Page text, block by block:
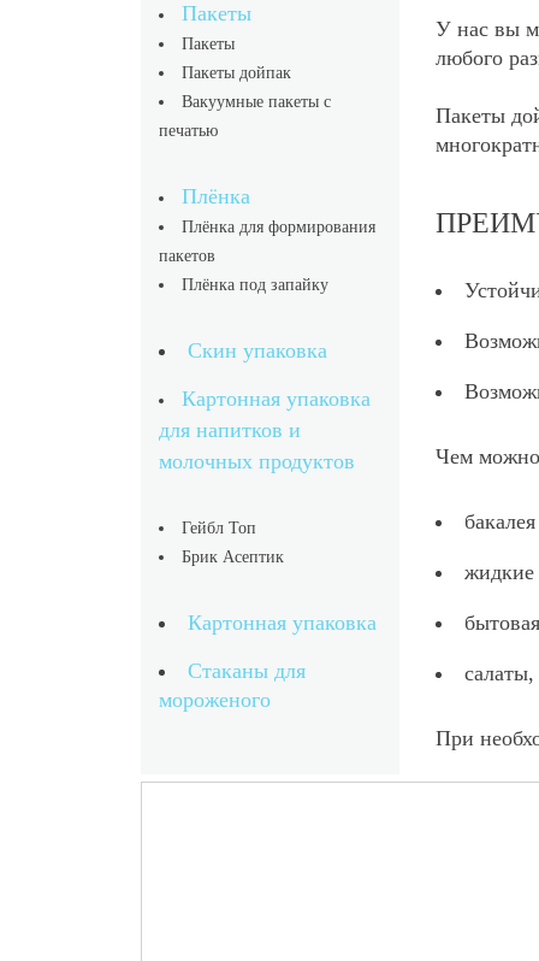
Пакеты
Пакеты
Пакеты дойпак
Вакуумные пакеты с
печатью
Плёнка
Плёнка для формирования
пакетов
Плёнка под запайку
Скин упаковка
Картонная упаковка
для напитков и
молочных продуктов
Гейбл Топ
Брик Асептик
Картонная упаковка
Стаканы для
мороженого
У нас вы
любого
Пакеты
Чем можно
жидкие
При